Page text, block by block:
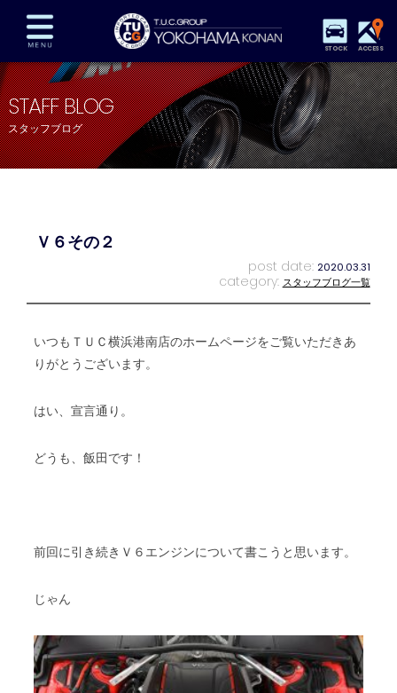
STOCK ACCESS
在庫車両情報 保証&サービス パーツリスト
TUCとは？ 店舗情報 アクセスマップ
全国納車 特別作業 注文販売
STAFF BLOG
スタッフブログ
Ｖ６その２
post date: 2020.03.31
category: スタッフブログ一覧
いつもＴＵＣ横浜港南店のホームページをご覧いただきあ
りがとうございます。
はい、宣言通り。
どうも、飯田です！
前回に引き続きＶ６エンジンについて書こうと思います。
じゃん